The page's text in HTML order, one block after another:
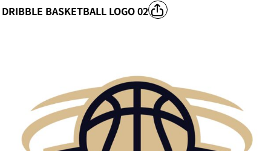
DRIBBLE BASKETBALL LOGO 02